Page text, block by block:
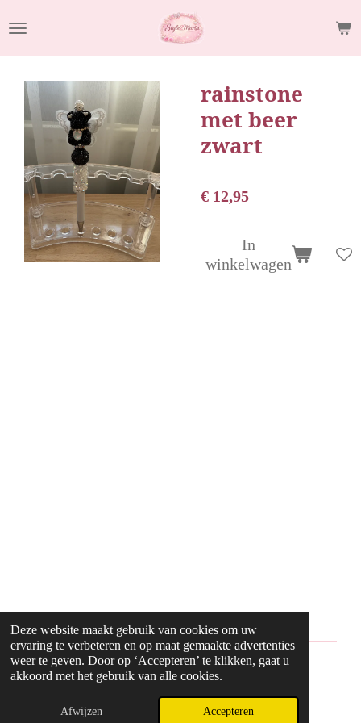
Deze website maakt gebruik van cookies om uw
ervaring te verbeteren en op maat gemaakte advertenties
weer te geven. Door op ‘Accepteren’ te klikken, gaat u
akkoord met het gebruik van alle cookies.
Afwijzen Accepteren
direct
naar
hoofdinhoud
rainstone
met beer
zwart
€ 12,95
In
winkelwagen
© 2024 - 2026 Style2Maria